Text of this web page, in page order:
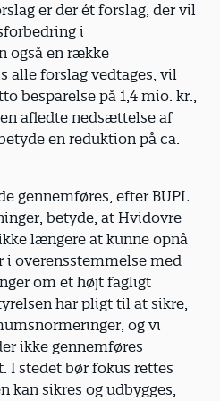
er der ét forslag, der vil
i
også en række
alle forslag vedtages, vil
besparelse på 1,4 mio. kr.,
afledte nedsættelse af
en reduktion på ca.
gennemføres, efter BUPL
betyde, at Hvidovre
længere at kunne opnå
overensstemmelse med
om et højt fagligt
har pligt til at sikre,
og vi
ikke gennemføres
I stedet bør fokus rettes
kan sikres og udbygges,